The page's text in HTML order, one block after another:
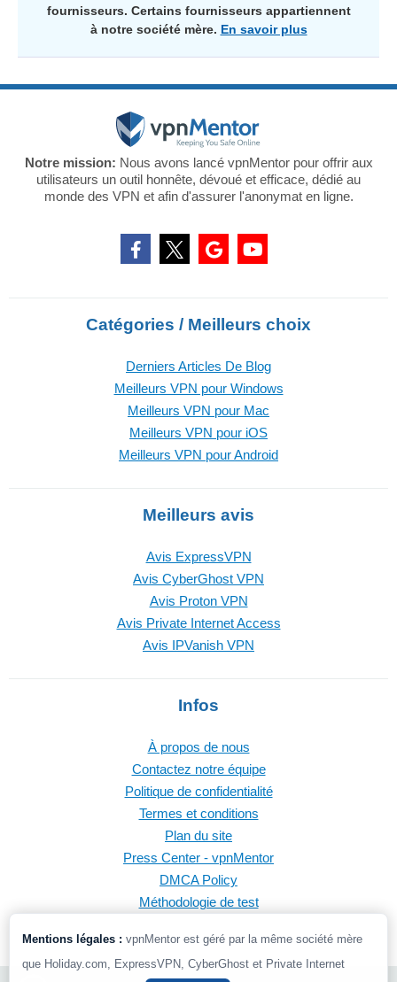
fournisseurs. Certains fournisseurs appartiennent
à notre société mère. En savoir plus
Notre mission: Nous avons lancé vpnMentor pour offrir aux
utilisateurs un outil honnête, dévoué et efficace, dédié au
monde des VPN et afin d'assurer l'anonymat en ligne.
Catégories / Meilleurs choix
Derniers Articles De Blog
Meilleurs VPN pour Windows
Meilleurs VPN pour Mac
Meilleurs VPN pour iOS
Meilleurs VPN pour Android
Meilleurs avis
Avis ExpressVPN
Avis CyberGhost VPN
Avis Proton VPN
Avis Private Internet Access
Avis IPVanish VPN
Infos
À propos de nous
Contactez notre équipe
Politique de confidentialité
Termes et conditions
Plan du site
Press Center - vpnMentor
DMCA Policy
Méthodologie de test
Mentions légales : vpnMentor est géré par la même société mère
que Holiday.com, ExpressVPN, CyberGhost et Private Internet